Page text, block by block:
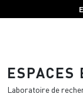
ESPACES
Laboratoire de